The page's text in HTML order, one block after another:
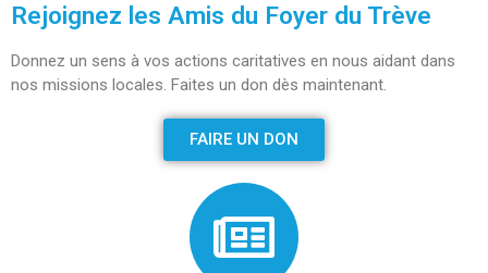
Liens
Agir
Devenir bénévole
Faire un don
Nous contacter
CR Réunion du 19 juin 2023
Rejoignez les Amis du Foyer du Trève
Donnez un sens à vos actions caritatives en nous aidant dans
nos missions locales. Faites un don dès maintenant.
FAIRE UN DON